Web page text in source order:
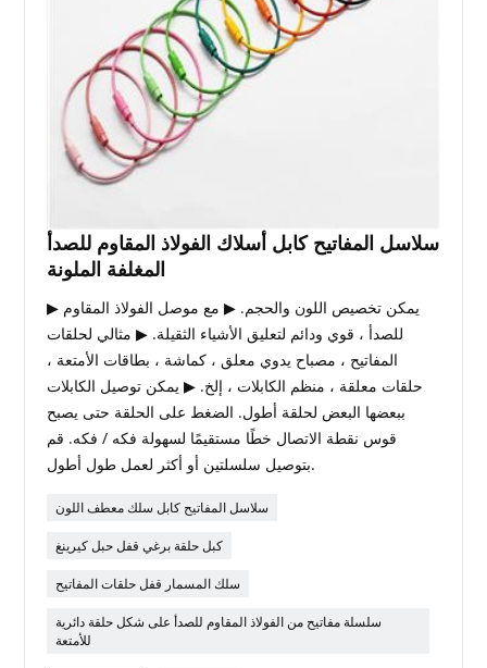
سلاسل المفاتيح كابل أسلاك الفولاذ المقاوم للصدأ
المغلفة الملونة
▶ يمكن تخصيص اللون والحجم. ▶ مع موصل الفولاذ المقاوم
للصدأ ، قوي ودائم لتعليق الأشياء الثقيلة. ▶ مثالي لحلقات
المفاتيح ، مصباح يدوي معلق ، كماشة ، بطاقات الأمتعة ،
حلقات معلقة ، منظم الكابلات ، إلخ. ▶ يمكن توصيل الكابلات
ببعضها البعض لحلقة أطول. الضغط على الحلقة حتى يصبح
قوس نقطة الاتصال خطًا مستقيمًا لسهولة فكه / فكه. قم
بتوصيل سلسلتين أو أكثر لعمل طول أطول.
سلاسل المفاتيح كابل سلك معطف اللون
كبل حلقة برغي قفل حبل كيرينغ
سلك المسمار قفل حلقات المفاتيح
سلسلة مفاتيح من الفولاذ المقاوم للصدأ على شكل حلقة دائرية
للأمتعة